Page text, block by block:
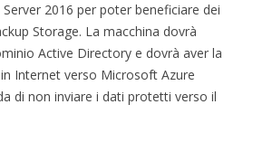
2016 per poter beneficiare dei
Storage. La macchina dovrà
Active Directory e dovrà aver la
Internet verso Microsoft Azure
di non inviare i dati protetti verso il